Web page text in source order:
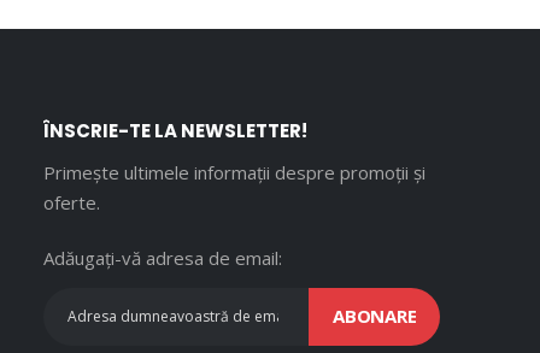
ÎNSCRIE-TE LA NEWSLETTER!
Primește ultimele informații despre promoții și
oferte.
Adăugați-vă adresa de email:
ABONARE